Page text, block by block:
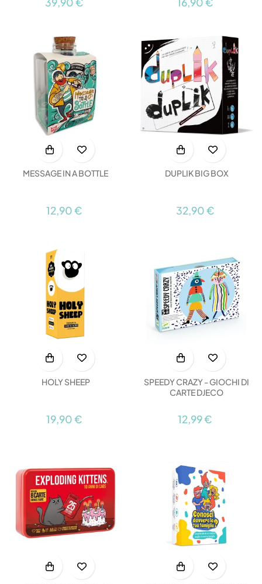
MESSAGE IN A BOTTLE
12,90 €
DUPLIK BIG BOX
32,90 €
HOLY SHEEP
19,90 €
SPEEDY CRAZY - GIOCHI DI
CARTE DJECO
12,99 €